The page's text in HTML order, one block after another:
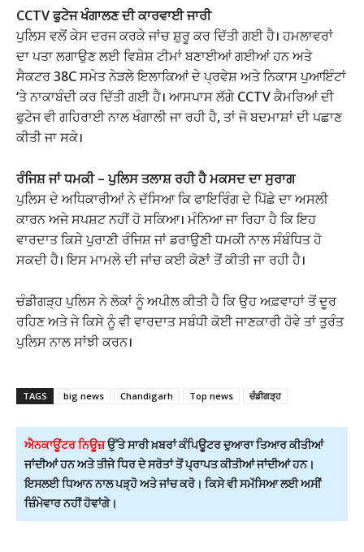
CCTV ਫੁਟੇਜ ਖੰਗਾਲਣ ਦੀ ਕਾਰਵਾਈ ਜਾਰੀ
ਪੁਲਿਸ ਵਲੋਂ ਕੇਸ ਦਰਜ ਕਰਕੇ ਜਾਂਚ ਸ਼ੁਰੂ ਕਰ ਦਿੱਤੀ ਗਈ ਹੈ। ਹਮਲਾਵਰਾਂ
ਦਾ ਪਤਾ ਲਗਾਉਣ ਲਈ ਵਿਸ਼ੇਸ਼ ਟੀਮਾਂ ਬਣਾਈਆਂ ਗਈਆਂ ਹਨ ਅਤੇ
ਸੈਕਟਰ 38C ਸਮੇਤ ਨੇੜਲੇ ਇਲਾਕਿਆਂ ਦੇ ਪ੍ਰਵੇਸ਼ ਅਤੇ ਨਿਕਾਸ ਪੁਆਇੰਟਾਂ
‘ਤੇ ਨਾਕਾਬੰਦੀ ਕਰ ਦਿੱਤੀ ਗਈ ਹੈ। ਆਸਪਾਸ ਲੱਗੇ CCTV ਕੈਮਰਿਆਂ ਦੀ
ਫੁਟੇਜ ਵੀ ਗਹਿਰਾਈ ਨਾਲ ਖੰਗਾਲੀ ਜਾ ਰਹੀ ਹੈ, ਤਾਂ ਜੋ ਬਦਮਾਸ਼ਾਂ ਦੀ ਪਛਾਣ
ਕੀਤੀ ਜਾ ਸਕੇ।
ਰੰਜਿਸ਼ ਜਾਂ ਧਮਕੀ – ਪੁਲਿਸ ਤਲਾਸ਼ ਰਹੀ ਹੈ ਮਕਸਦ ਦਾ ਸੁਰਾਗ
ਪੁਲਿਸ ਦੇ ਅਧਿਕਾਰੀਆਂ ਨੇ ਦੱਸਿਆ ਕਿ ਫਾਇਰਿੰਗ ਦੇ ਪਿੱਛੇ ਦਾ ਅਸਲੀ
ਕਾਰਨ ਅਜੇ ਸਪਸ਼ਟ ਨਹੀਂ ਹੋ ਸਕਿਆ। ਮੰਨਿਆ ਜਾ ਰਿਹਾ ਹੈ ਕਿ ਇਹ
ਵਾਰਦਾਤ ਕਿਸੇ ਪੁਰਾਣੀ ਰੰਜਿਸ਼ ਜਾਂ ਡਰਾਉਣੀ ਧਮਕੀ ਨਾਲ ਸੰਬੰਧਿਤ ਹੋ
ਸਕਦੀ ਹੈ। ਇਸ ਮਾਮਲੇ ਦੀ ਜਾਂਚ ਕਈ ਕੋਣਾਂ ਤੋਂ ਕੀਤੀ ਜਾ ਰਹੀ ਹੈ।
ਚੰਡੀਗੜ੍ਹ ਪੁਲਿਸ ਨੇ ਲੋਕਾਂ ਨੂੰ ਅਪੀਲ ਕੀਤੀ ਹੈ ਕਿ ਉਹ ਅਫ਼ਵਾਹਾਂ ਤੋਂ ਦੂਰ
ਰਹਿਣ ਅਤੇ ਜੇ ਕਿਸੇ ਨੂੰ ਵੀ ਵਾਰਦਾਤ ਸਬੰਧੀ ਕੋਈ ਜਾਣਕਾਰੀ ਹੋਵੇ ਤਾਂ ਤੁਰੰਤ
ਪੁਲਿਸ ਨਾਲ ਸਾਂਝੀ ਕਰਨ।
TAGS big news Chandigarh Top news ਚੰਡੀਗੜ੍ਹ
ਐਨਕਾਊਂਟਰ ਨਿਊਜ਼ਉੱਤੇ ਸਾਰੀ ਖ਼ਬਰਾਂ ਕੰਪਿਊਟਰ ਦੁਆਰਾ ਤਿਆਰ ਕੀਤੀਆਂ
ਜਾਂਦੀਆਂ ਹਨ ਅਤੇ ਤੀਜੇ ਧਿਰ ਦੇ ਸਰੋਤਾਂ ਤੋਂ ਪ੍ਰਾਪਤ ਕੀਤੀਆਂ ਜਾਂਦੀਆਂ ਹਨ।
ਇਸਲਈ ਧਿਆਨ ਨਾਲ ਪੜ੍ਹੋ ਅਤੇ ਜਾਂਚ ਕਰੋ। ਕਿਸੇ ਵੀ ਸਮੱਸਿਆ ਲਈ ਅਸੀਂ
ਜ਼ਿੰਮੇਵਾਰ ਨਹੀਂ ਹੋਵਾਂਗੇ।